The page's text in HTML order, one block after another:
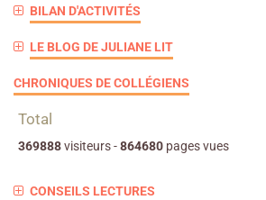
BILAN D'ACTIVITÉS
LE BLOG DE JULIANE LIT
CHRONIQUES DE COLLÉGIENS
Total
369888visiteurs -864680 pages vues
CONSEILS LECTURES